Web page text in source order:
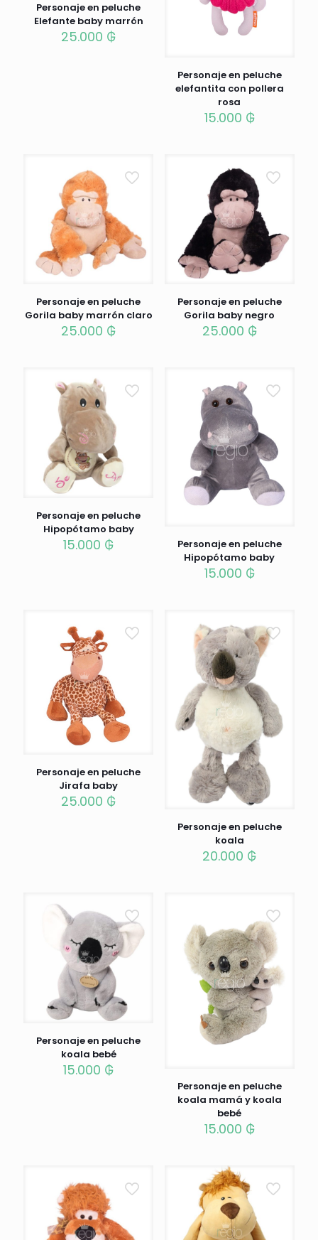
Personaje en peluche
Elefante baby marrón
25.000 ₲
Personaje en peluche
elefantita con pollera
rosa
15.000 ₲
Personaje en peluche
Gorila baby marrón claro
25.000 ₲
Personaje en peluche
Gorila baby negro
25.000 ₲
Personaje en peluche
Hipopótamo baby
15.000 ₲
Personaje en peluche
Hipopótamo baby
15.000 ₲
Personaje en peluche
Jirafa baby
25.000 ₲
Personaje en peluche
koala
20.000 ₲
Personaje en peluche
koala bebé
15.000 ₲
Personaje en peluche
koala mamá y koala
bebé
15.000 ₲